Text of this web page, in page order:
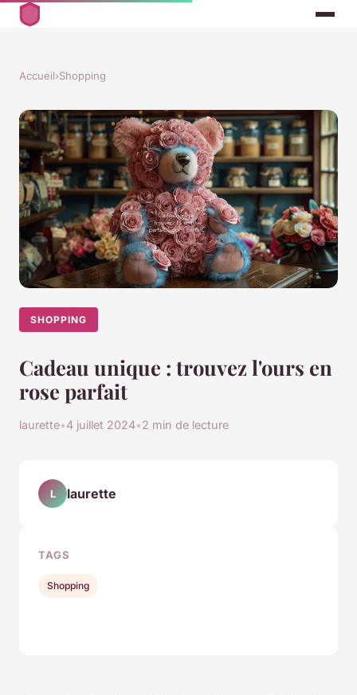
Accueil›Shopping
SHOPPING
Cadeau unique : trouvez l'ours en
rose parfait
laurette•4 juillet 2024•2 min de lecture
L laurette
TAGS
Shopping